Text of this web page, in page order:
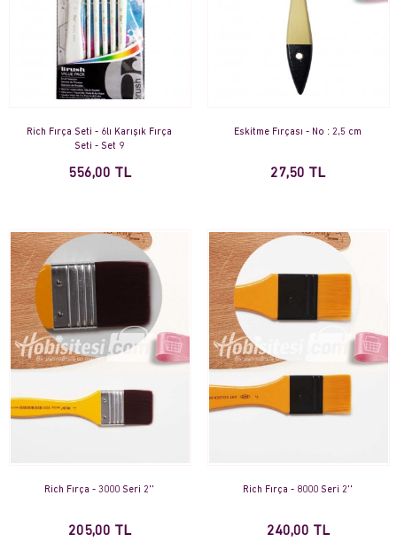
Rich Fırça Seti - 6lı Karışık Fırça
Seti - Set 9
556,00 TL
Eskitme Fırçası - No : 2,5 cm
27,50 TL
Rich Fırça - 3000 Seri 2''
205,00 TL
Rich Fırça - 8000 Seri 2''
240,00 TL